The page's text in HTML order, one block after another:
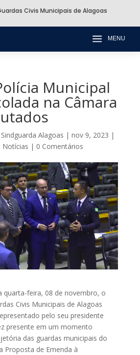
Civis Municipais de Alagoas
a MENU
Municipal
na Câmara
Alagoas | nov 9, 2023 |
Notícias | 0 Comentários
quarta-feira, 08 de novembro, o
Civis Municipais de Alagoas
pelo seu presidente
presente em um momento
das guardas municipais do
Proposta de Emenda à